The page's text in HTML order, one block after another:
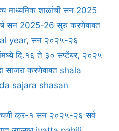
माध्यमिक शाळांची सन 2025
सन 2025-26 सुरु करणेबाबत
year,सन २०२५-२६
दि.१६ ते ३० सप्टेंबर, २०२५
साजरा करणेबाबत shala
sajara shasan
क्र-१ सन २०२५-२६ सर्व